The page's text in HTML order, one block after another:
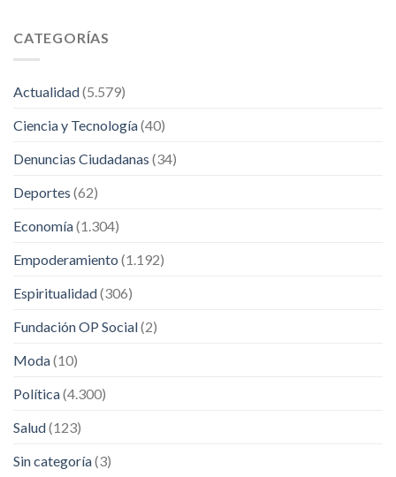
CATEGORÍAS
Actualidad(5.579)
Ciencia y Tecnología(40)
Denuncias Ciudadanas (34)
Deportes (62)
Economía(1.304)
Empoderamiento (1.192)
Espiritualidad(306)
Fundación OP Social(2)
Moda(10)
Política(4.300)
Salud(123)
Sin categoría(3)